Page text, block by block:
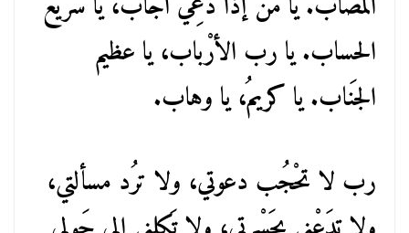
الحساب. يا رب الأرْباب، يا عظيم
الجَناب. يا كريمُ، يا وهاب.
رب لا تحْجُب دعوتي، ولا ترُد مسألتي،